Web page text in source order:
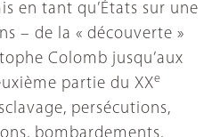
en tant qu’États sur une
– de la « découverte »
Colomb jusqu’aux
partie du XXe
persécutions,